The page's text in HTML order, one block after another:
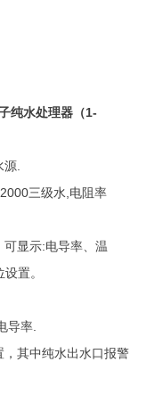
纯水处理器（1-
.
三级水,电阻率
显示:电导率、温
置。
导率.
其中纯水出水口报警